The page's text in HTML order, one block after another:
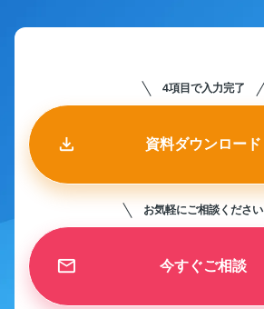
4項目で入力完了
資料ダウンロード
お気軽にご相談ください
今すぐご相談